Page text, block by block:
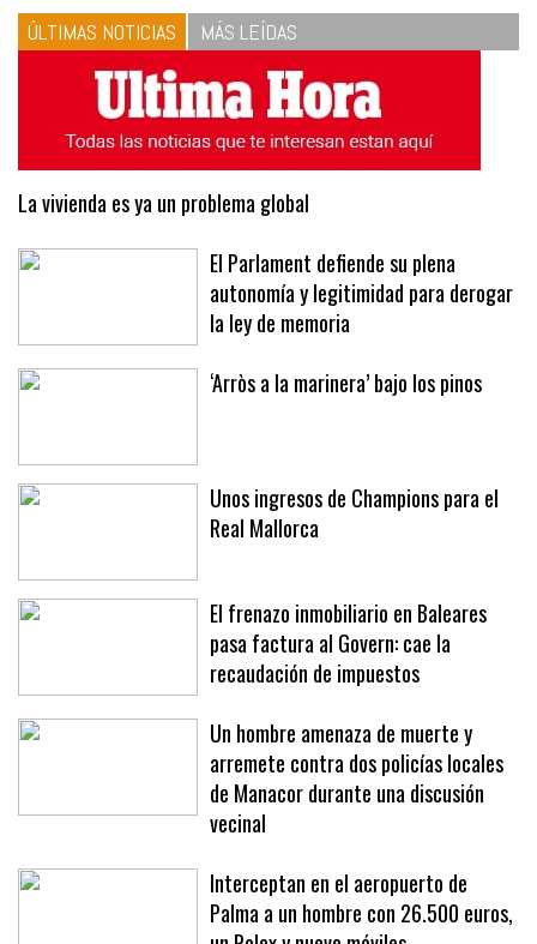
ÚLTIMAS NOTICIAS MÁS LEÍDAS
La vivienda es ya un problema global
El Parlament defiende su plena
autonomía y legitimidad para derogar
la ley de memoria
‘Arròs a la marinera’ bajo los pinos
Unos ingresos de Champions para el
Real Mallorca
El frenazo inmobiliario en Baleares
pasa factura al Govern: cae la
recaudación de impuestos
Un hombre amenaza de muerte y
arremete contra dos policías locales
de Manacor durante una discusión
vecinal
Interceptan en el aeropuerto de
Palma a un hombre con 26.500 euros,